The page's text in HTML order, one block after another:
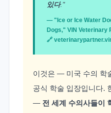
있다."
— "Ice or Ice Water
Dogs," VIN Veterinary
🔗
이것은 — 미국 수의 학
공식 학술 입장입니다.
— 전 세계 수의사들이